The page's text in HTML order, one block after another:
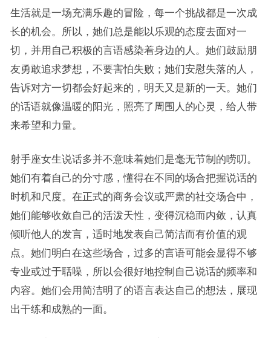
生活就是一场充满乐趣的冒险，每一个挑战都是一次成
长的机会。所以，她们总是能以乐观的态度去面对一
切，并用自己积极的言语感染着身边的人。她们鼓励朋
友勇敢追求梦想，不要害怕失败；她们安慰失落的人，
告诉对方一切都会好起来的，明天又是新的一天。她们
的话语就像温暖的阳光，照亮了周围人的心灵，给人带
来希望和力量。
射手座女生说话多并不意味着她们是毫无节制的唠叨。
她们有着自己的分寸感，懂得在不同的场合把握说话的
时机和尺度。在正式的商务会议或严肃的社交场合中，
她们能够收敛自己的活泼天性，变得沉稳而内敛，认真
倾听他人的发言，适时地发表自己简洁而有价值的观
点。她们明白在这些场合，过多的言语可能会显得不够
专业或过于聒噪，所以会很好地控制自己说话的频率和
内容。她们会用简洁明了的语言表达自己的想法，展现
出干练和成熟的一面。